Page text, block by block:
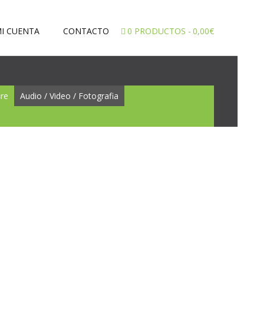
CUENTA CONTACTO 0 PRODUCTOS 0,00€
Audio / Video / Fotografia